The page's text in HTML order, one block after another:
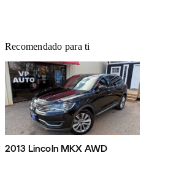
Recomendado para ti
2013 Lincoln MKX AWD